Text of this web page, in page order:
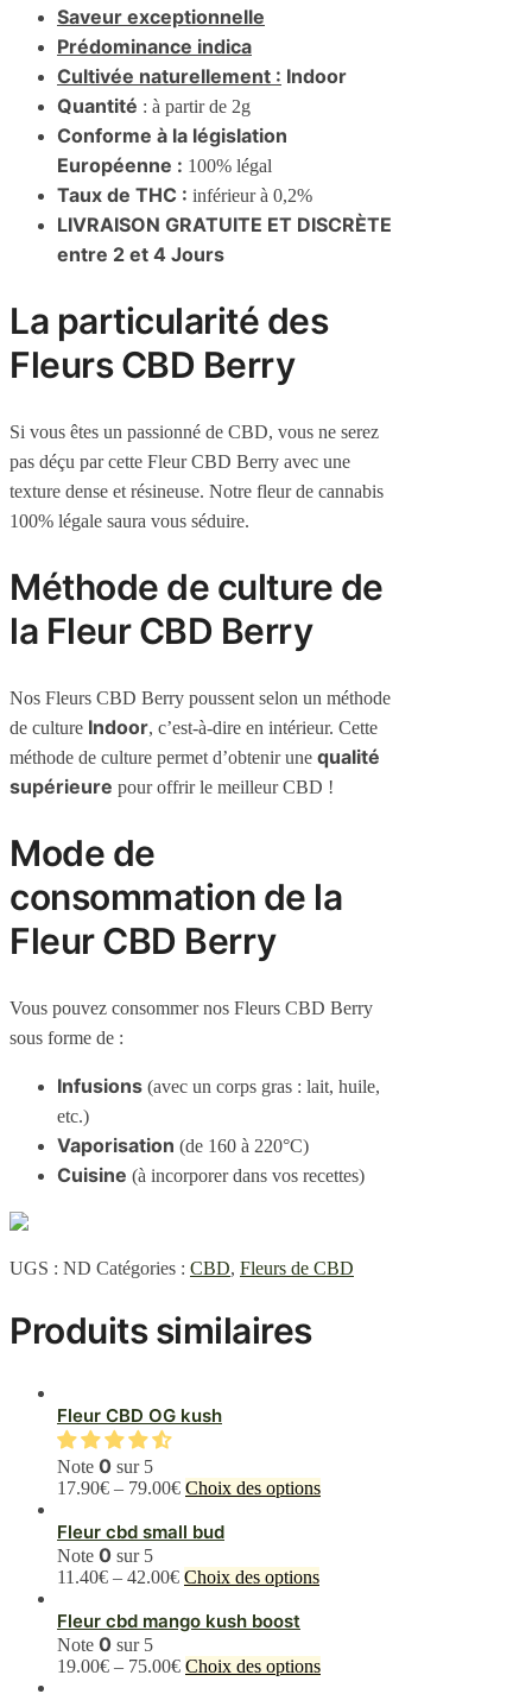
Saveur exceptionnelle
Prédominance indica
Cultivée naturellement : Indoor
Quantité : à partir de 2g
Conforme à la législation
Européenne : 100% légal
Taux de THC : inférieur à 0,2%
LIVRAISON GRATUITE ET DISCRÈTE
entre 2 et 4 Jours
La particularité des
Fleurs CBD Berry
Si vous êtes un passionné de CBD, vous ne serez
pas déçu par cette Fleur CBD Berry avec une
texture dense et résineuse. Notre fleur de cannabis
100% légale saura vous séduire.
Méthode de culture de
la Fleur CBD Berry
Nos Fleurs CBD Berry poussent selon un méthode
de culture Indoor, c’est-à-dire en intérieur. Cette
méthode de culture permet d’obtenir une qualité
supérieure pour offrir le meilleur CBD !
Mode de
consommation de la
Fleur CBD Berry
Vous pouvez consommer nos Fleurs CBD Berry
sous forme de :
Infusions (avec un corps gras : lait, huile,
etc.)
Vaporisation (de 160 à 220°C)
Cuisine (à incorporer dans vos recettes)
UGS : ND Catégories : CBD, Fleurs de CBD
Produits similaires
Fleur CBD OG kush
Note 0 sur 5
17.90€ – 79.00€ Choix des optionsCe
être
choisies
Fleur cbd small bud
Note 0 sur 5
11.40€ – 42.00€ Choix des optionsCe
variations.
Les
Fleur cbd mango kush boost
Note 0 sur 5
19.00€ – 75.00€ Choix des optionsCe